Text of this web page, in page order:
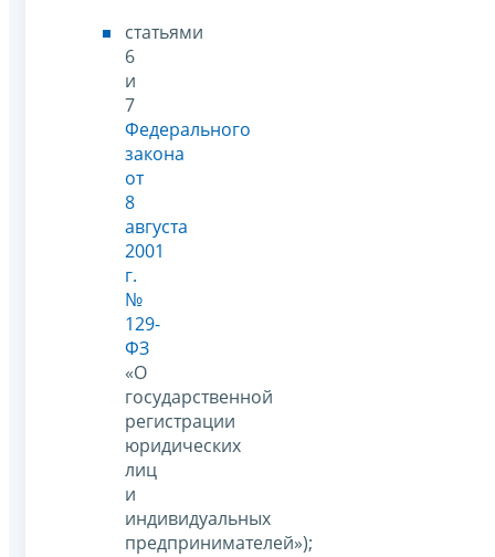
статьями
6
и
7
Федерального
закона
от
8
августа
2001
г.
№
129-
ФЗ
«О
государственной
регистрации
юридических
лиц
и
индивидуальных
предпринимателей»);